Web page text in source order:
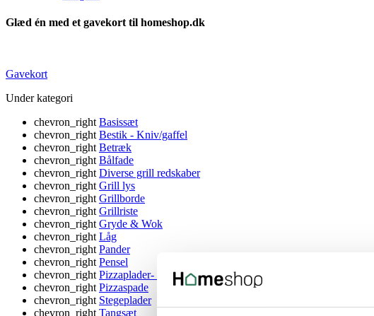
Glæd én med et gavekort til homeshop.dk
Gavekort
Under kategori
chevron_right Basissæt
chevron_right Bestik - Kniv/gaffel
chevron_right Betræk
chevron_right Bålfade
chevron_right Diverse grill redskaber
chevron_right Grill lys
chevron_right Grillborde
chevron_right Grillriste
chevron_right Gryde & Wok
chevron_right Låg
chevron_right Pander
chevron_right Pensel
chevron_right Pizzaplader- & sten
chevron_right Pizzaspade
chevron_right Stegeplader
chevron_right Tangsæt